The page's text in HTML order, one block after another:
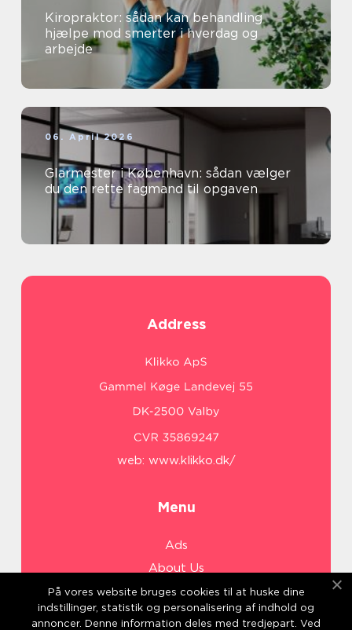
Kiropraktor: sådan kan behandling
hjælpe mod smerter i hverdag og
arbejde
06. April 2026
Glarmester i København: sådan vælger
du den rette fagmand til opgaven
Address
web: www.klikko.dk/
Menu
Ads
About Us
Cookies
Contact
På vores website bruges cookies til at huske dine
indstillinger, statistik og personalisering af indhold og
annoncer. Denne information deles med tredjepart. Ved